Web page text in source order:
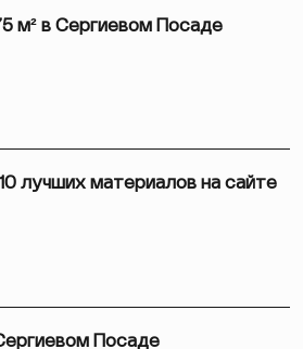
м² в Сергиевом Посаде
лучших материалов на сайте
Посаде